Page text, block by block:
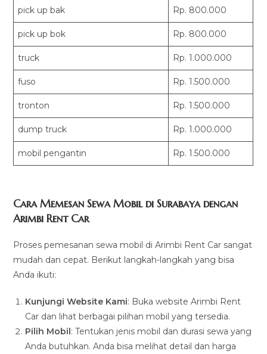
pick up bak Rp. 800.000
pick up bok Rp. 800.000
truck Rp. 1.000.000
fuso Rp. 1.500.000
tronton Rp. 1.500.000
dump truck Rp. 1.000.000
mobil pengantin Rp. 1.500.000
Cara Memesan Sewa Mobil di Surabaya dengan
Arimbi Rent Car
Proses pemesanan sewa mobil di Arimbi Rent Car sangat
mudah dan cepat. Berikut langkah-langkah yang bisa
Anda ikuti:
Kunjungi Website Kami: Buka website Arimbi Rent
Car dan lihat berbagai pilihan mobil yang tersedia.
Pilih Mobil: Tentukan jenis mobil dan durasi sewa yang
Anda butuhkan. Anda bisa melihat detail dan harga